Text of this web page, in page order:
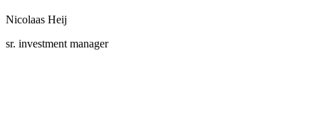
Nicolaas Heij
sr. investment manager